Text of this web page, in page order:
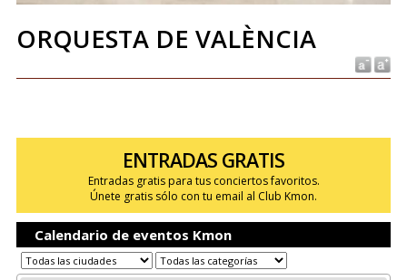
ORQUESTA DE VALÈNCIA
ENTRADAS GRATIS
Entradas gratis para tus conciertos favoritos.
Únete gratis sólo con tu email al Club Kmon.
Calendario de eventos Kmon